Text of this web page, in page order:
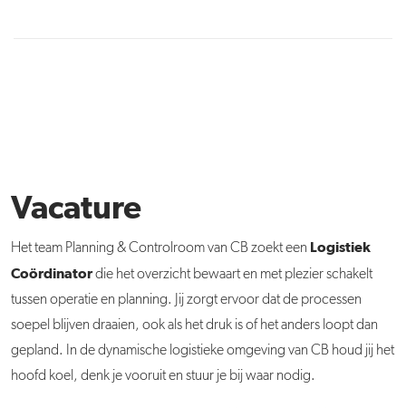
Vacature
Het team Planning & Controlroom van CB zoekt een Logistiek
Coördinatordie het overzicht bewaart en met plezier schakelt
tussen operatie en planning. Jij zorgt ervoor dat de processen
soepel blijven draaien, ook als het druk is of het anders loopt dan
gepland. In de dynamische logistieke omgeving van CB houd jij het
hoofd koel, denk je vooruit en stuur je bij waar nodig.